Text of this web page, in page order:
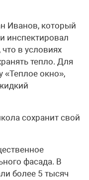
Иванов, который
инспектировал
в условиях
тепло. Для
«Теплое окно»,
сохранит свой
фасада. В
более 5 тысяч